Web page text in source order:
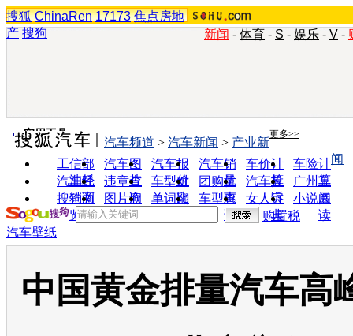
搜狐 ChinaRen 17173 焦点房地
产 搜狗 新闻 - 体育 - S - 娱乐 - V -
实用工具 更多>>
工信部
油耗
汽车图
片
汽车报
价
汽车销
量
车价计
算
车险计
算
汽车经
销商
违章查
询
车型对
比
团购优
惠
汽车投
诉
广州车
展
搜狗浏
览器
图片欣
赏
单词翻
车型查
询
女人宝
典
小说阅
读
汽车频道 > 汽车新闻 > 产业新
闻
购置税
汽车壁纸
中国黄金排量汽车高